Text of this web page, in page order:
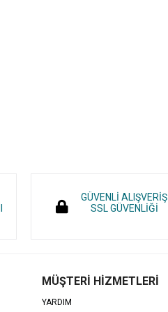
GÜVENLİ ALIŞVERİŞ
SSL GÜVENLİĞİ
MÜŞTERİ HİZMETLERİ
YARDIM